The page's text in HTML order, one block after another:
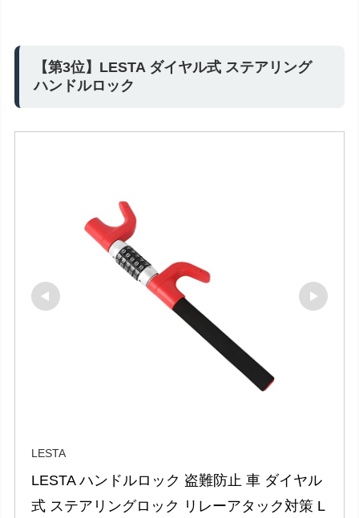
【第3位】LESTA ダイヤル式 ステアリング
ハンドルロック
LESTA
LESTA ハンドルロック 盗難防止 車 ダイヤル
式 ステアリングロック リレーアタック対策 L